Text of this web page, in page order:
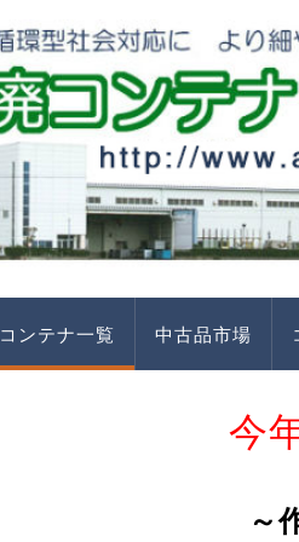
コンテナ一覧 中古品市場
今
～